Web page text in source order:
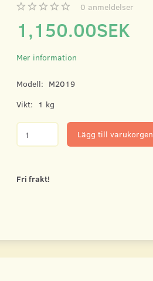
0 anmeldelser
1,150.00SEK
Mer information
Modell: M2019
Vikt:
1 kg
Lägg till varukorgen
Fri frakt!